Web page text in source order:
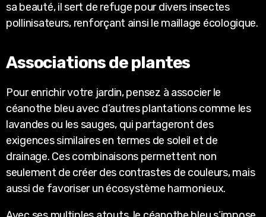
sa beauté, il sert de refuge pour divers insectes
pollinisateurs, renforçant ainsi le maillage écologique.
Associations de plantes
Pour enrichir votre jardin, pensez à associer le
céanothe bleu avec d’autres plantations comme les
lavandes ou les sauges, qui partageront des
exigences similaires en termes de soleil et de
drainage. Ces combinaisons permettent non
seulement de créer des contrastes de couleurs, mais
aussi de favoriser un écosystème harmonieux.